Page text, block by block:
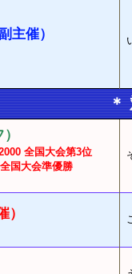
副主催）
＊
全国大会第3位
国大会準優勝
）